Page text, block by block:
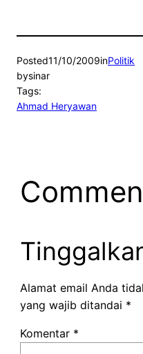
Posted11/10/2009inPolitik
bysinar
Tags:
Ahmad Heryawan
Alamat email Anda
yang wajib ditandai *
Komentar *